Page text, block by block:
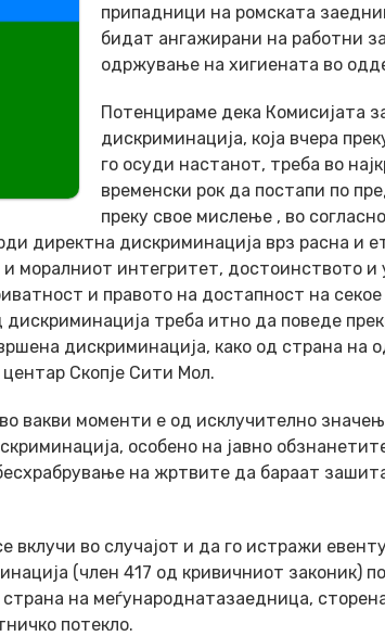
припадници на ромската
бидат ангажирани на работни
одржување на хигиената во
Потенцираме дека Комисијата
дискриминација, која вчера
го осуди настанот, треба во
временски рок да постапи по
преку свое мислење , во
директна дискриминација врз расна и
моралниот интегритет, достоинството и
и правото на достапност на
треба итно да поведе
дискриминација, како од страна на
Скопје Сити Мол.
вакви моменти е од исклучително
особено на јавно
на жртвите да бараат
вклучи во случајот и да го истражи
(член 417 од кривичниот законик)
на меѓународнатазаедница,
потекло.